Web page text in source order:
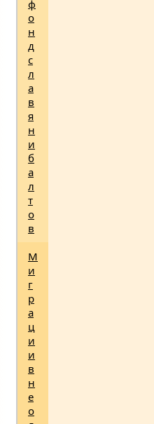
ф
о
н
д
с
л
а
в
я
н
и
б
а
л
т
о
в
М
и
г
р
а
ц
и
и
в
н
е
о